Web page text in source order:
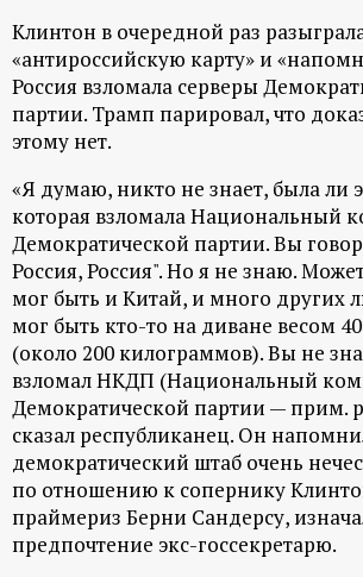
Клинтон в очередной раз
«антироссийскую карту» и
Россия взломала серверы
партии. Трамп парировал, что
этому нет.
«Я думаю, никто не знает, была ли
которая взломала Национальный
Демократической партии. Вы
Россия, Россия". Но я не знаю.
мог быть и Китай, и много других
мог быть кто-то на диване весом
(около 200 килограммов). Вы не
взломал НКДП (Национальный
Демократической партии — прим.
сказал республиканец. Он
демократический штаб очень
по отношению к сопернику
праймериз Берни Сандерсу,
предпочтение экс-госсекретарю.